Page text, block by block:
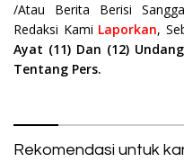
/Atau Berita Berisi
Redaksi Kami Laporkan,
Ayat (11) Dan (12)
Tentang Pers.
Rekomendasi untuk